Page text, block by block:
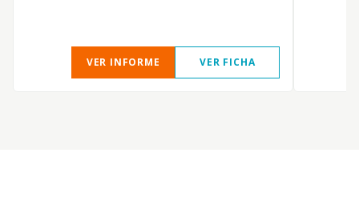
VER INFORME VER FICHA